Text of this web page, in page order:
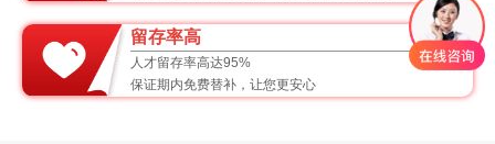
留存率高
人才留存率高达95%
保证期内免费替补，让您更安心